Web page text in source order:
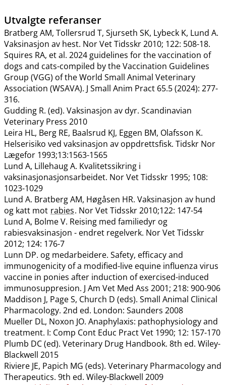
Utvalgte referanser
Bratberg AM, Tollersrud T, Sjurseth SK, Lybeck K, Lund A.
Vaksinasjon av hest. Nor Vet Tidsskr 2010; 122: 508-18.
Squires RA, et al. 2024 guidelines for the vaccination of
dogs and cats-compiled by the Vaccination Guidelines
Group (VGG) of the World Small Animal Veterinary
Association (WSAVA). J Small Anim Pract 65.5 (2024): 277-
316.
Gudding R. (ed). Vaksinasjon av dyr. Scandinavian
Veterinary Press 2010
Leira HL, Berg RE, Baalsrud KJ, Eggen BM, Olafsson K.
Helserisiko ved vaksinasjon av oppdrettsfisk. Tidskr Nor
Lægefor 1993;13:1563-1565
Lund A, Lillehaug A. Kvalitetssikring i
vaksinasjonasjonsarbeidet. Nor Vet Tidsskr 1995; 108:
1023-1029
Lund A. Bratberg AM, Høgåsen HR. Vaksinasjon av hund
og katt mot rabies. Nor Vet Tidsskr 2010;122: 147-54
Lund A, Bolme V. Reising med familiedyr og
rabiesvaksinasjon - endret regelverk. Nor Vet Tidsskr
2012; 124: 176-7
Lunn DP. og medarbeidere. Safety, efficacy and
immunogenicity of a modified-live equine influenza virus
vaccine in ponies after induction of exercised-induced
immunosuppresion. J Am Vet Med Ass 2001; 218: 900-906
Maddison J, Page S, Church D (eds). Small Animal Clinical
Pharmacology. 2nd ed. London: Saunders 2008
Mueller DL, Noxon JO. Anaphylaxis: pathophysiology and
treatment. I: Comp Cont Educ Pract Vet 1990; 12: 157-170
Plumb DC (ed). Veterinary Drug Handbook. 8th ed. Wiley-
Blackwell 2015
Riviere JE, Papich MG (eds). Veterinary Pharmacology and
Therapeutics. 9th ed. Wiley-Blackwell 2009